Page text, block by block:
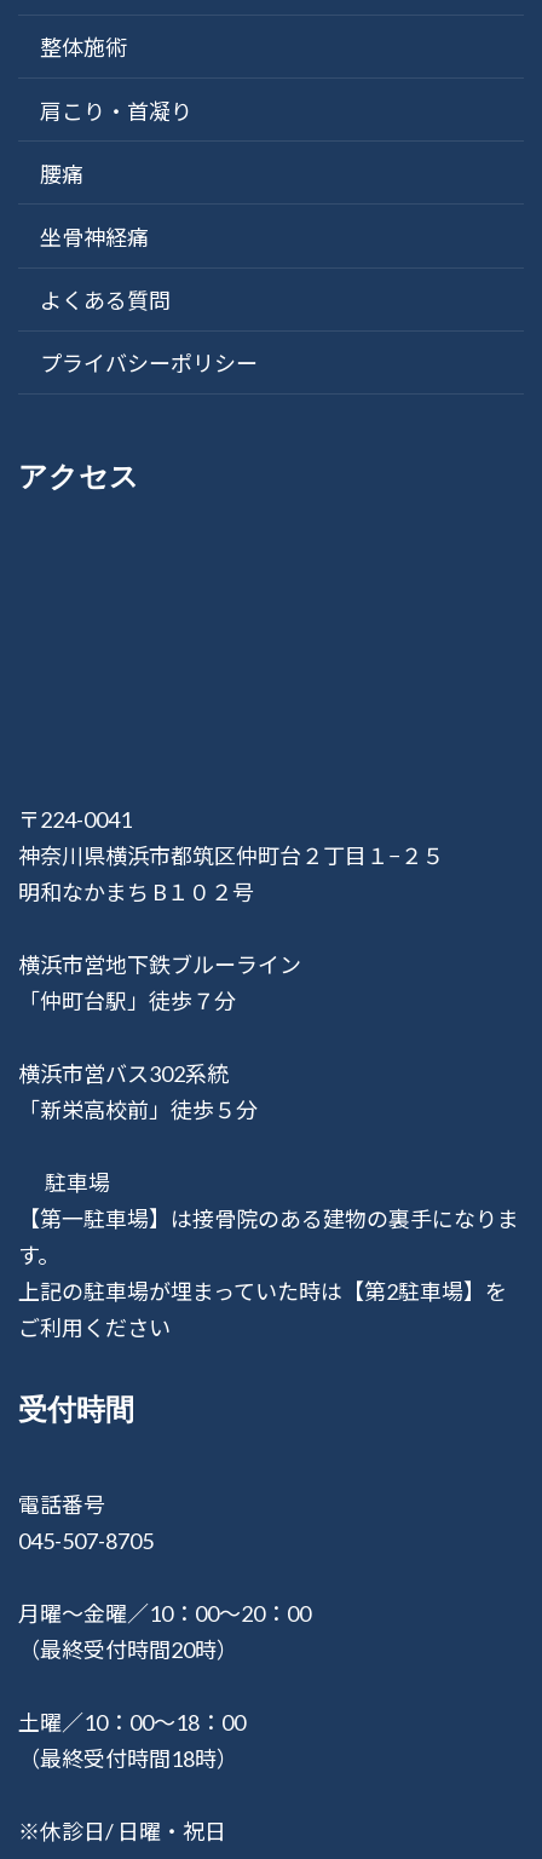
整体施術
肩こり・首凝り
腰痛
坐骨神経痛
よくある質問
プライバシーポリシー
アクセス
〒224-0041
神奈川県横浜市都筑区仲町台２丁目１−２５
明和なかまち B１０２号
横浜市営地下鉄ブルーライン
「仲町台駅」徒歩７分
横浜市営バス302系統
「新栄高校前」徒歩５分
駐車場
【第一駐車場】は接骨院のある建物の裏手になりま
す。
上記の駐車場が埋まっていた時は【第2駐車場】を
ご利用ください
受付時間
電話番号
045-507-8705
月曜〜金曜／10：00〜20：00
（最終受付時間20時）
土曜／10：00〜18：00
（最終受付時間18時）
※休診日/ 日曜・祝日